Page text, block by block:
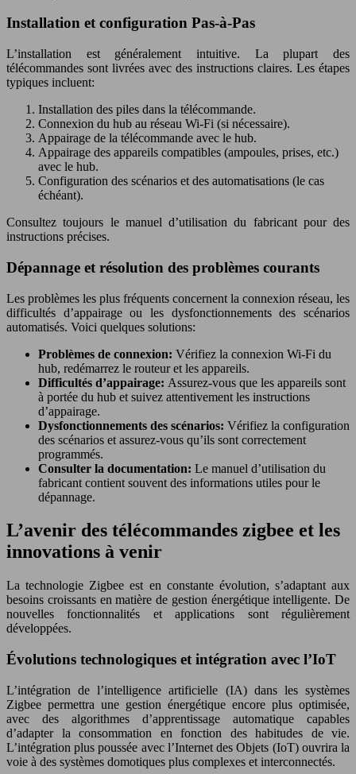
Installation et configuration Pas-à-Pas
L’installation est généralement intuitive. La plupart des
télécommandes sont livrées avec des instructions claires. Les étapes
typiques incluent:
Installation des piles dans la télécommande.
Connexion du hub au réseau Wi-Fi (si nécessaire).
Appairage de la télécommande avec le hub.
Appairage des appareils compatibles (ampoules, prises, etc.)
avec le hub.
Configuration des scénarios et des automatisations (le cas
échéant).
Consultez toujours le manuel d’utilisation du fabricant pour des
instructions précises.
Dépannage et résolution des problèmes courants
Les problèmes les plus fréquents concernent la connexion réseau, les
difficultés d’appairage ou les dysfonctionnements des scénarios
automatisés. Voici quelques solutions:
Problèmes de connexion: Vérifiez la connexion Wi-Fi du
hub, redémarrez le routeur et les appareils.
Difficultés d’appairage: Assurez-vous que les appareils sont
à portée du hub et suivez attentivement les instructions
d’appairage.
Dysfonctionnements des scénarios: Vérifiez la configuration
des scénarios et assurez-vous qu’ils sont correctement
programmés.
Consulter la documentation: Le manuel d’utilisation du
fabricant contient souvent des informations utiles pour le
dépannage.
L’avenir des télécommandes zigbee et les
innovations à venir
La technologie Zigbee est en constante évolution, s’adaptant aux
besoins croissants en matière de gestion énergétique intelligente. De
nouvelles fonctionnalités et applications sont régulièrement
développées.
Évolutions technologiques et intégration avec l’IoT
L’intégration de l’intelligence artificielle (IA) dans les systèmes
Zigbee permettra une gestion énergétique encore plus optimisée,
avec des algorithmes d’apprentissage automatique capables
d’adapter la consommation en fonction des habitudes de vie.
L’intégration plus poussée avec l’Internet des Objets (IoT) ouvrira la
voie à des systèmes domotiques plus complexes et interconnectés.